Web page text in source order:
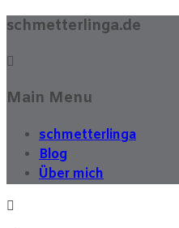
schmetterlinga.de
Main Menu
schmetterlinga
Blog
Über mich